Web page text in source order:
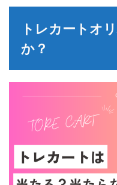
トレカートオ
か？